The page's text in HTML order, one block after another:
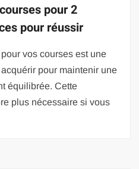
pour 2
pour réussir
vos courses est une
pour maintenir une
équilibrée. Cette
plus nécessaire si vous